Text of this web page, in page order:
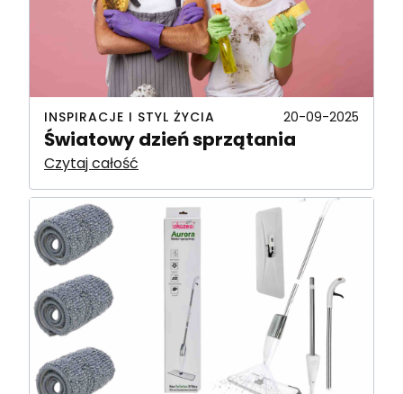
INSPIRACJE I STYL ŻYCIA 20-09-2025
Światowy dzień sprzątania
Czytaj całość